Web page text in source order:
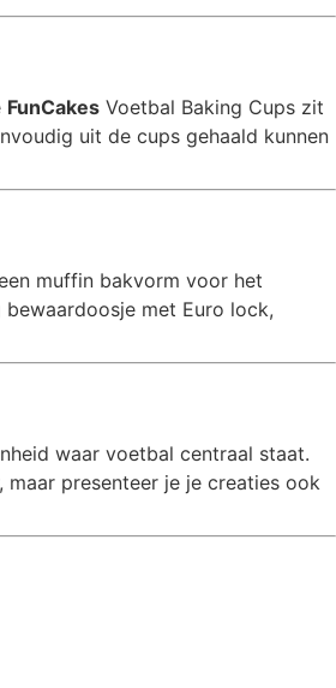
FunCakes Voetbal Baking Cups zit
uit de cups gehaald kunnen
muffin bakvorm voor het
met Euro lock,
waar voetbal centraal staat.
presenteer je je creaties ook